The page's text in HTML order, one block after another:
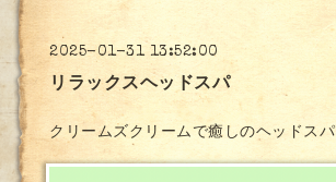
2025-01-31 13:52:00
リラックスヘッドスパ
クリームズクリームで癒しのヘッドスパ